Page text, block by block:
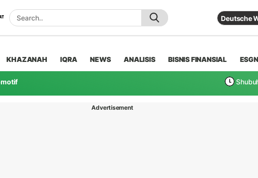
Deutsche
KHAZANAH IQRA NEWS ANALISIS BISNIS FINANSIAL
Advertisement